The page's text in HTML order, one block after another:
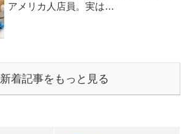
アメリカ人店員。実は…
新着記事をもっと見る